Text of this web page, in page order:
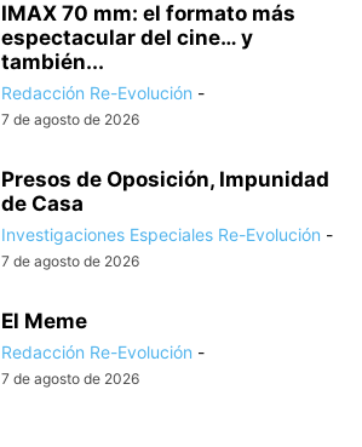
IMAX 70 mm: el formato más
espectacular del cine… y
también...
Redacción Re-Evolución -
7 de agosto de 2026
Presos de Oposición, Impunidad
de Casa
Investigaciones Especiales Re-Evolución -
7 de agosto de 2026
El Meme
Redacción Re-Evolución -
7 de agosto de 2026